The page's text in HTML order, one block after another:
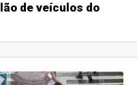
de veículos do